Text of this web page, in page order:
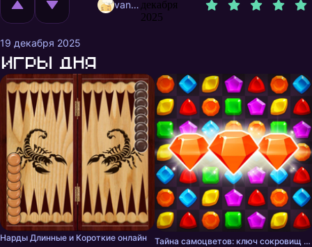
vanavzhik декабря
2025
19 декабря 2025
Игры дня
Нарды Длинные и Короткие онлайн Тайна самоцветов: ключ сокровищ - три в ряд